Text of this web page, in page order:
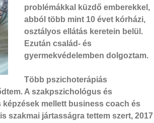
problémákkal küzdő emberekkel,
abból több mint 10 évet kórházi,
osztályos ellátás keretein belül.
Ezután család- és
gyermekvédelemben dolgoztam.
Több pszichoterápiás
A szakpszichológus és
mellett business coach és
szakmai jártasságra tettem szert, 2017